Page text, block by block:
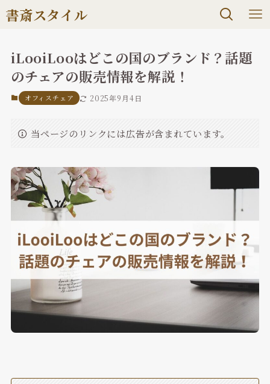
書斎スタイル
iLooiLooはどこの国のブランド？話題
のチェアの販売情報を解説！
オフィスチェア 2025年9月4日
当ページのリンクには広告が含まれています。